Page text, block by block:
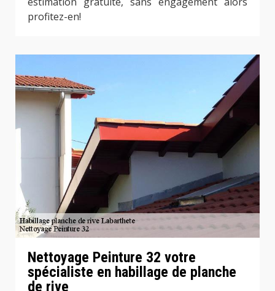
profitez-en!
Nettoyage Peinture 32 votre
spécialiste en habillage de planche
de rive